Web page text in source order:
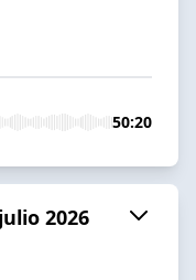
50:20
2026